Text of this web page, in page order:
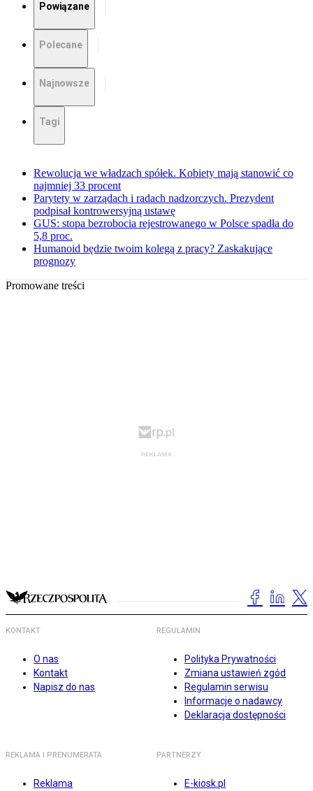
Powiązane
Polecane
Najnowsze
Tagi
Rewolucja we władzach spółek. Kobiety mają stanowić co
najmniej 33 procent
Parytety w zarządach i radach nadzorczych. Prezydent
podpisał kontrowersyjną ustawę
GUS: stopa bezrobocia rejestrowanego w Polsce spadła do
5,8 proc.
Humanoid będzie twoim kolegą z pracy? Zaskakujące
prognozy
Promowane treści
KONTAKT
O nas
Kontakt
Napisz do nas
REGULAMIN
Polityka Prywatności
Zmiana ustawień zgód
Regulamin serwisu
Informacje o nadawcy
Deklaracja dostępności
REKLAMA I PRENUMERATA
Reklama
PARTNERZY
E-kiosk.pl